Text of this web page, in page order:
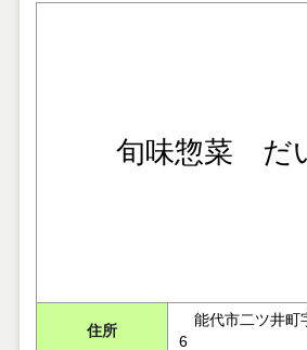
旬味惣菜 だ
住所
能代市二ツ井町
6